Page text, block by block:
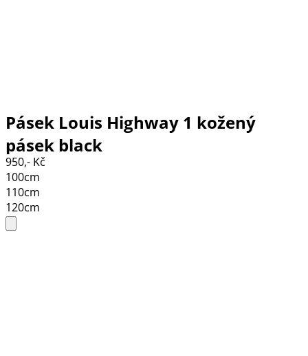
Pásek Louis Highway 1 kožený
pásek black
950,- Kč
100cm
110cm
120cm